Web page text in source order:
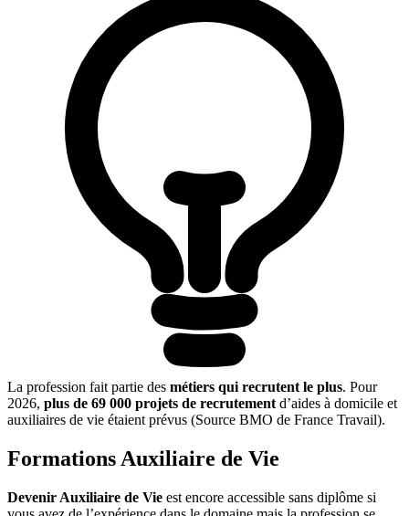
La profession fait partie des métiers qui recrutent le plus. Pour
2026, plus de 69 000 projets de recrutementd’aides à domicile et
auxiliaires de vie étaient prévus (Source BMO de France Travail).
Formations Auxiliaire de Vie
Devenir Auxiliaire de Vie est encore accessible sans diplôme si